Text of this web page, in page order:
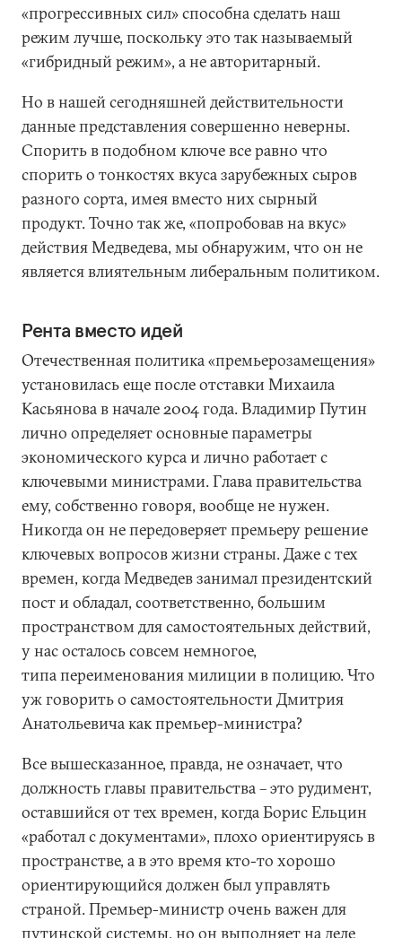
«прогрессивных сил» способна сделать наш
режим лучше, поскольку это так называемый
«гибридный режим», а не авторитарный.
Но в нашей сегодняшней действительности
данные представления совершенно неверны.
Спорить в подобном ключе все равно что
спорить о тонкостях вкуса зарубежных сыров
разного сорта, имея вместо них сырный
продукт. Точно так же, «попробовав на вкус»
действия Медведева, мы обнаружим, что он не
является влиятельным либеральным политиком.
Рента вместо идей
Отечественная политика «премьерозамещения»
установилась еще после отставки Михаила
Касьянова в начале 2004 года. Владимир Путин
лично определяет основные параметры
экономического курса и лично работает с
ключевыми министрами. Глава правительства
ему, собственно говоря, вообще не нужен.
Никогда он не передоверяет премьеру решение
ключевых вопросов жизни страны. Даже с тех
времен, когда Медведев занимал президентский
пост и обладал, соответственно, большим
пространством для самостоятельных действий,
у нас осталось совсем немногое,
типа переименования милиции в полицию. Что
уж говорить о самостоятельности Дмитрия
Анатольевича как премьер-министра?
Все вышесказанное, правда, не означает, что
должность главы правительства – это рудимент,
оставшийся от тех времен, когда Борис Ельцин
«работал с документами», плохо ориентируясь в
пространстве, а в это время кто-то хорошо
ориентирующийся должен был управлять
страной. Премьер-министр очень важен для
путинской системы, но он выполняет на деле